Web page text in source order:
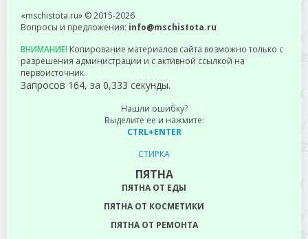
«mschistota.ru» © 2015-2026
Вопросы и предложения: info@mschistota.ru
ВНИМАНИЕ! Копирование материалов сайта возможно только с
разрешения администрации и с активной ссылкой на
первоисточник.
Запросов 164, за 0,333 секунды.
Нашли ошибку?
Выделите ее и нажмите:
CTRL+ENTER
СТИРКА
ПЯТНА
ПЯТНА ОТ ЕДЫ
ПЯТНА ОТ КОСМЕТИКИ
ПЯТНА ОТ РЕМОНТА